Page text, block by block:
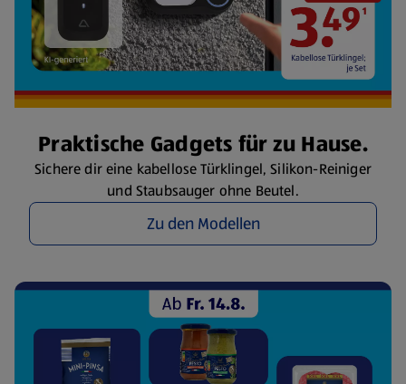
Praktische Gadgets für zu Hause.
Sichere dir eine kabellose Türklingel, Silikon-Reiniger
und Staubsauger ohne Beutel.
Zu den Modellen